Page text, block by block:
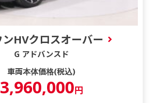
ンHVクロスオーバー
G アドバンスド
車両本体価格(税込)
3,960,000円